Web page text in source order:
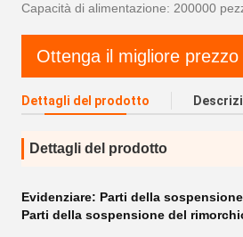
Capacità di alimentazione: 200000
Ottenga il migliore prezzo
Dettagli del prodotto
Dettagli del prodotto
Evidenziare: Parti della
Parti della sospensione del